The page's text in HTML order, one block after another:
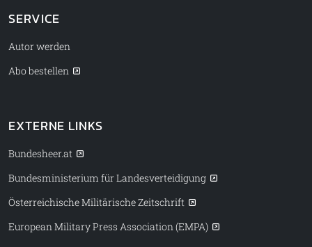
SERVICE
Autor werden
Abo bestellen
EXTERNE LINKS
Bundesheer.at
Bundesministerium für Landesverteidigung
Österreichische Militärische Zeitschrift
European Military Press Association (EMPA)